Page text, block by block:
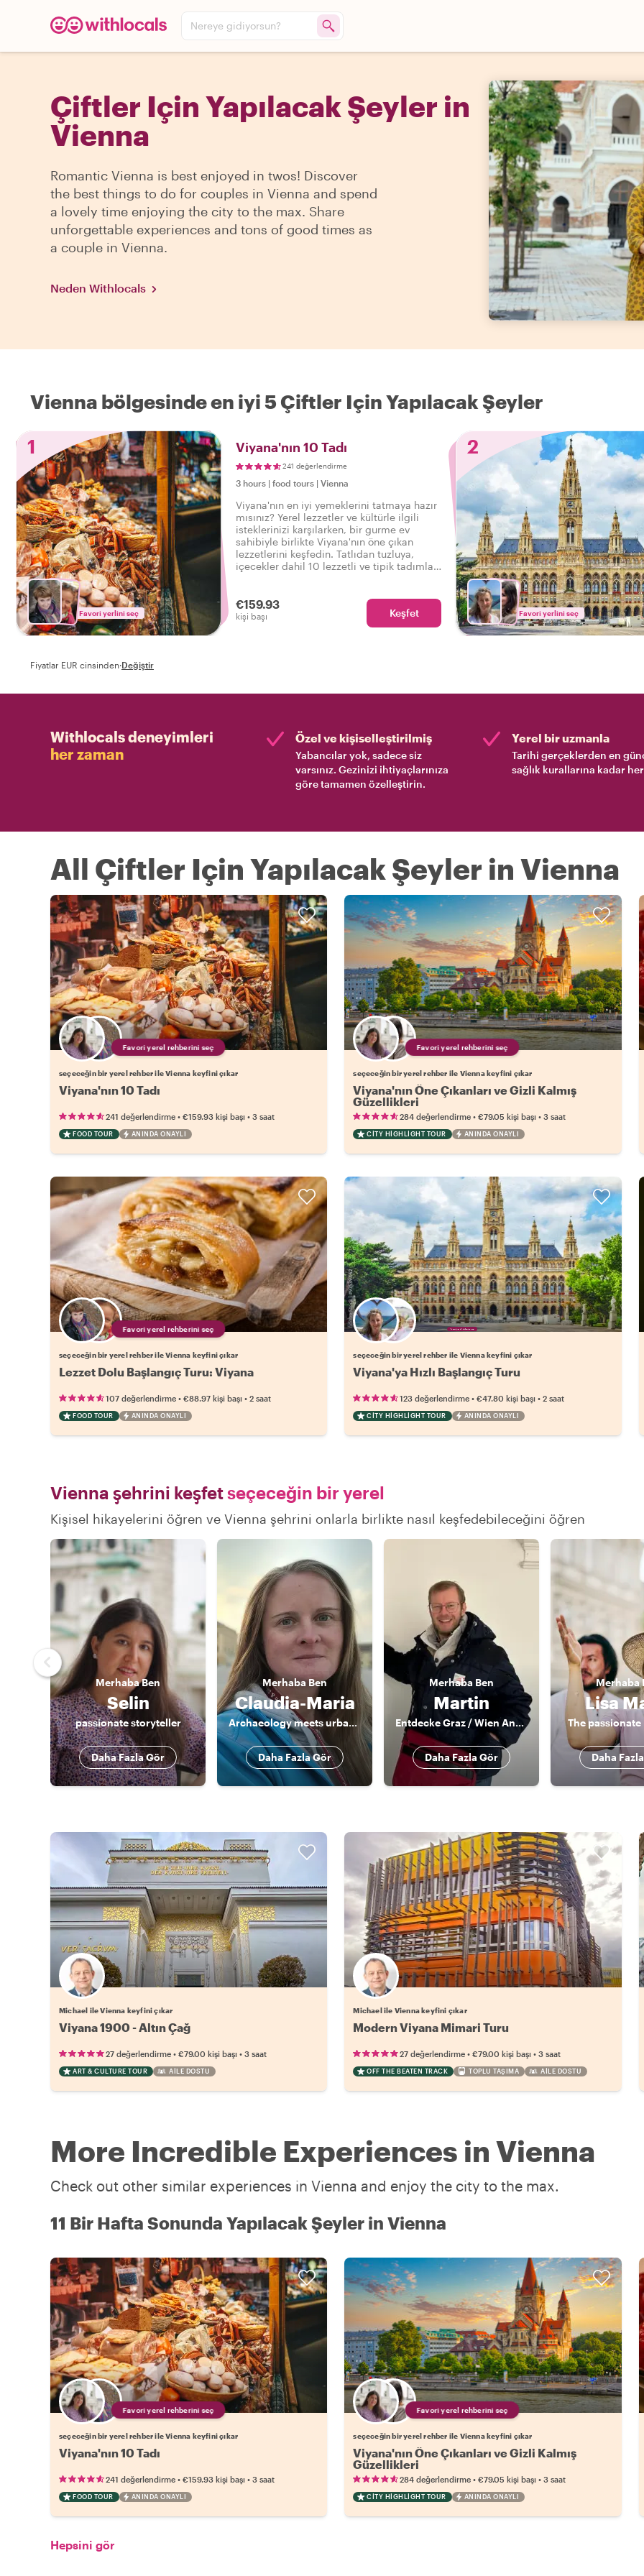
Nereye gidiyorsun?
Çiftler Için Yapılacak Şeyler in
Vienna
Romantic Vienna is best enjoyed in twos! Discover
the best things to do for couples in Vienna and spend
a lovely time enjoying the city to the max. Share
unforgettable experiences and tons of good times as
a couple in Vienna.
Neden Withlocals
Vienna bölgesinde en iyi 5 Çiftler Için Yapılacak Şeyler
1
Favori yerlini seç
Viyana'nın 10 Tadı
241 değerlendirme
3 hours | food tours | Vienna
Viyana'nın en iyi yemeklerini tatmaya hazır
mısınız? Yerel lezzetler ve kültürle ilgili
isteklerinizi karşılarken, bir gurme ev
sahibiyle birlikte Viyana'nın öne çıkan
lezzetlerini keşfedin. Tatlıdan tuzluya,
içecekler dahil 10 lezzetli ve tipik tadımla
€159.93
kişi başı Keşfet
2
Favori yerlini seç
Fiyatlar EUR cinsinden·Değiştir
Withlocals deneyimleri
her zaman
Özel ve kişiselleştirilmiş
Yabancılar yok, sadece siz
varsınız. Gezinizi ihtiyaçlarınıza
göre tamamen özelleştirin.
Yerel bir uzmanla
Tarihi gerçeklerden en
sağlık kurallarına kadar
All Çiftler Için Yapılacak Şeyler in Vienna
Favori yerel rehberini seç
seçeceğin bir yerel rehber ile Vienna keyfini çıkar
Viyana'nın 10 Tadı
241 değerlendirme • €159.93 kişi başı • 3 saat
FOOD TOUR ANINDA ONAYLI
Favori yerel rehberini seç
seçeceğin bir yerel rehber ile Vienna keyfini çıkar
Viyana'nın Öne Çıkanları ve Gizli Kalmış
Güzellikleri
284 değerlendirme •€79.05 kişi başı •3 saat
CITY HIGHLIGHT TOUR ANINDA ONAYLI
Favori yerel rehberini seç
seçeceğin bir yerel rehber ile Vienna keyfini çıkar
Lezzet Dolu Başlangıç Turu: Viyana
107 değerlendirme • €88.97 kişi başı • 2 saat
FOOD TOUR ANINDA ONAYLI
Favori yerel rehberini seç
seçeceğin bir yerel rehber ile Vienna keyfini çıkar
Viyana'ya Hızlı Başlangıç Turu
123 değerlendirme •€47.80 kişi başı •2 saat
CITY HIGHLIGHT TOUR ANINDA ONAYLI
Vienna şehrini keşfetseçeceğin bir yerel
Kişisel hikayelerini öğren ve Vienna şehrini onlarla birlikte nasıl keşfedebileceğini öğren
MerhabaBen
Selin
passionate storyteller
Daha Fazla Gör
MerhabaBen
Claudia-Maria
Archaeology meets urban history
Daha Fazla Gör
Merhaba Ben
Martin
Entdecke Graz / Wien Andersrum
Daha Fazla Gör
Merhaba
Lisa
The
Daha
Michael ile Vienna keyfini çıkar
Viyana 1900 - Altın Çağ
27 değerlendirme • €79.00 kişi başı • 3 saat
ART & CULTURE TOUR AILE DOSTU
Michael ile Vienna keyfini çıkar
Modern Viyana Mimari Turu
27 değerlendirme •€79.00 kişi başı •3 saat
OFF THE BEATEN TRACK TOPLU TAŞIMA AILE DOSTU
More Incredible Experiences in Vienna
Check out other similar experiences in Vienna and enjoy the city to the max.
11 Bir Hafta Sonunda Yapılacak Şeyler in Vienna
Favori yerel rehberini seç
seçeceğin bir yerel rehber ile Vienna keyfini çıkar
Viyana'nın 10 Tadı
241 değerlendirme • €159.93 kişi başı • 3 saat
FOOD TOUR ANINDA ONAYLI
Favori yerel rehberini seç
seçeceğin bir yerel rehber ile Vienna keyfini çıkar
Viyana'nın Öne Çıkanları ve Gizli Kalmış
Güzellikleri
284 değerlendirme •€79.05 kişi başı •3 saat
CITY HIGHLIGHT TOUR ANINDA ONAYLI
Hepsini gör